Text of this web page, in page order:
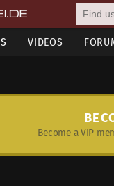
VIDEOS
Become a VIP